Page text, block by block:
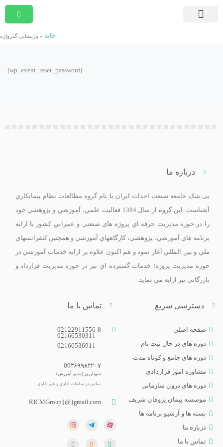
خانه » بازنشانی گذرواژه
[wp_event_reset_password]
درباره ما
بی ­شک جامعه صنعت احداث ايران با نام گروه مطالعات نظام پيمانکاري
آشناست. اين گروه از سال 1384 فعاليت علمي، آموزشي و پژوهشي خود
را در حوزه مديريت حرفه اي پروژه هاي صنعتي و عمراني کشور با ارايه
برنامه­ هاي آموزشي، پژوهشي، کارگاه­هاي آموزشي و همچنين کنفرانس­هاي
ملي و بين­ المللي آغاز نمود و هم اکنون علاوه بر ارايه خدمات آموزشي در
حوزه مديريت پروژه؛ خدمات گسترده اي نيز در حوزه مديريت قرارداد و
بازرگاني نيز ارايه مي­ نمايد.
دسترسی سریع
صفحه اصلی
دوره های در حال ثبت نام
دوره‌ های جامع و کوتاه مدت
مشاوره امور قراردادی
دوره های درون سازمانی
موسسه پیمان پژوهان شریف
بسته ها و آرشیو برنامه ها
درباره ما
تماس با ما
تماس با ما
02122911556-8
02166530311
02166536911
09۳۶۹۹۸۴۲۰۷
شهبازپور (مدیر آموزش)
تماس در ساعات اداری و غیر اداری​
RICMGroup{@}gmail.com